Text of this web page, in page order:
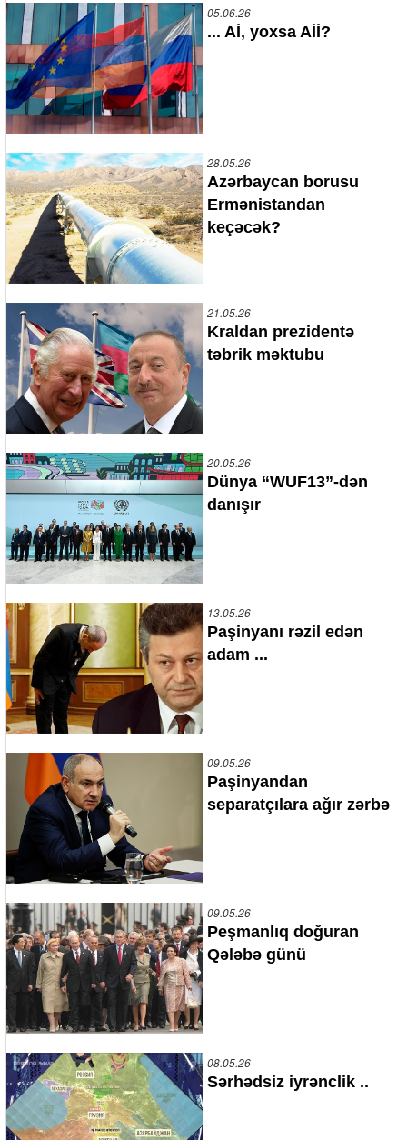
05.06.26
... Aİ, yoxsa Aİİ?
28.05.26
Azərbaycan borusu
Ermənistandan
keçəcək?
21.05.26
Kraldan prezidentə
təbrik məktubu
20.05.26
Dünya “WUF13”-dən
danışır
13.05.26
Paşinyanı rəzil edən
adam ...
09.05.26
Paşinyandan
separatçılara ağır zərbə
09.05.26
Peşmanlıq doğuran
Qələbə günü
08.05.26
Sərhədsiz iyrənclik ..